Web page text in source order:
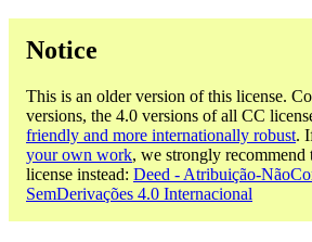
Notice
This is an older version of this license.
versions, the 4.0 versions of all CC
friendly and more internationally robust.
your own work, we strongly recommend
license instead: Deed - Atribuição-
SemDerivações 4.0 Internacional